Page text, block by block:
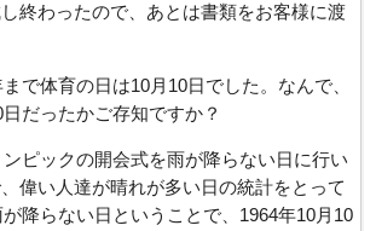
終わったので、あとは書類をお客様に渡
で体育の日は10月10日でした。なんで、
だったかご存知ですか？
ピックの開会式を雨が降らない日に行い
偉い人達が晴れが多い日の統計をとって
降らない日ということで、1964年10月10